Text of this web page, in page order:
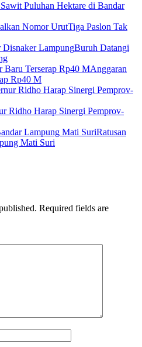
Puluhan Hektare di Bandar
Tiga Paslon Tak
Buruh Datangi
Anggaran
Rp40 M
Ridho Harap Sinergi Pemprov-
Ratusan
Mati Suri
Required fields are